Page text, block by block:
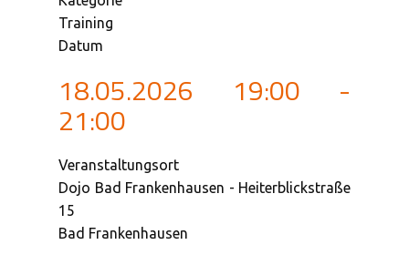
Training
Datum
18.05.2026 19:00 -
21:00
Veranstaltungsort
Dojo Bad Frankenhausen - Heiterblickstraße
15
Bad Frankenhausen